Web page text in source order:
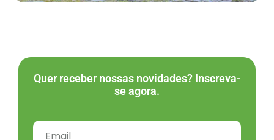
Quer receber nossas novidades? Inscreva-
se agora.